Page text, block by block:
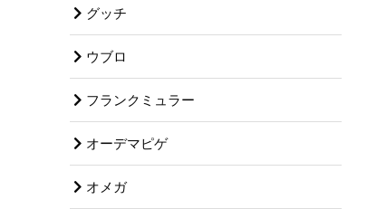
グッチ
ウブロ
フランクミュラー
オーデマピゲ
オメガ